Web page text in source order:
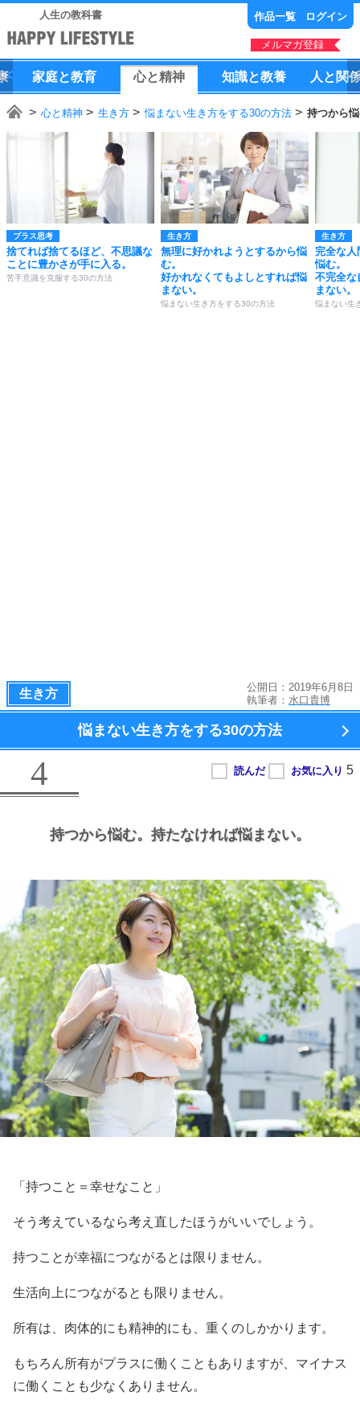
人生の教科書 作品一覧 ログイン
メルマガ登録
家庭と教育 心と精神 知識と教養 人 と 関
心と精神 生き方 悩まない生き方をする30の方法 持つから
プラス思考
捨てれば捨てるほど、不思議な
ことに豊かさが手に入る。
苦手意識を克服する30の方法
生き方
無理に好かれようとするから悩
む。
好かれなくてもよしとすれば悩
まない。
悩まない生き方をする30の方法
生き方
完全な人
悩む。
不完全な
まない。
悩まない生
生き方
公開日：2019年6月8日
執筆者： 水口貴博
悩まない生き方をする30の方法
4
持つから悩む。 持たなければ悩まない。
「持つこと＝幸せなこと」
そう考えているなら考え直したほうがいいでしょう。
持つことが幸福につながるとは限りません。
生活向上につながるとも限りません。
所有は、肉体的にも精神的にも、重くのしかかります。
もちろん所有がプラスに働くこともありますが、マイナス
に働くことも少なくありません。